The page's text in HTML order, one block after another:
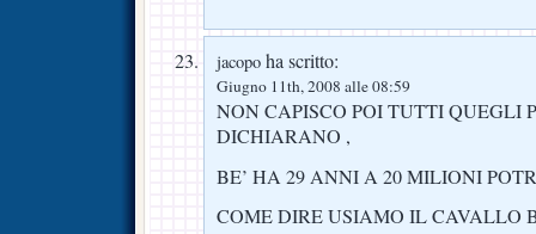
jacopo ha scritto:
Giugno 11th, 2008 alle 08:59
NON CAPISCO POI TUTTI QUEGLI
DICHIARANO ,
BE’ HA 29 ANNI A 20 MILIONI
COME DIRE USIAMO IL CAVALLO